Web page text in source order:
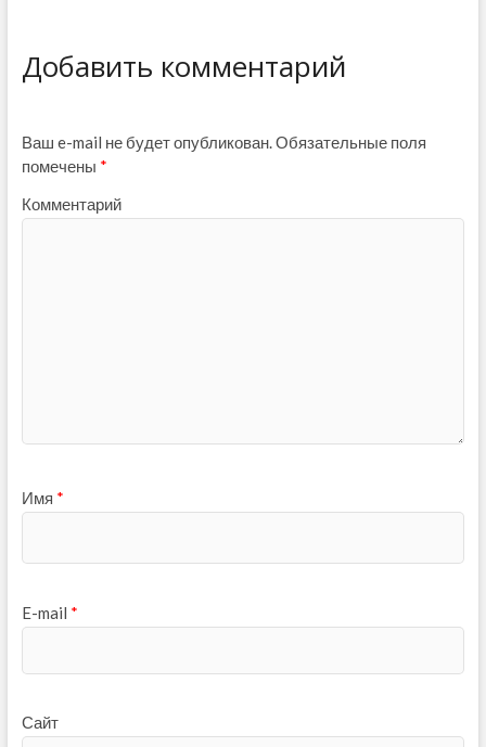
Добавить комментарий
Ваш e-mail не будет опубликован. Обязательные поля
помечены *
Комментарий
Имя *
E-mail *
Сайт